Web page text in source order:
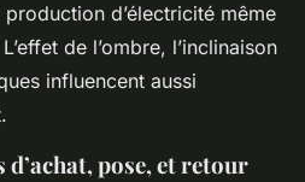
d’électricité même
de l’ombre, l’inclinaison
influencent aussi
pose, et retour